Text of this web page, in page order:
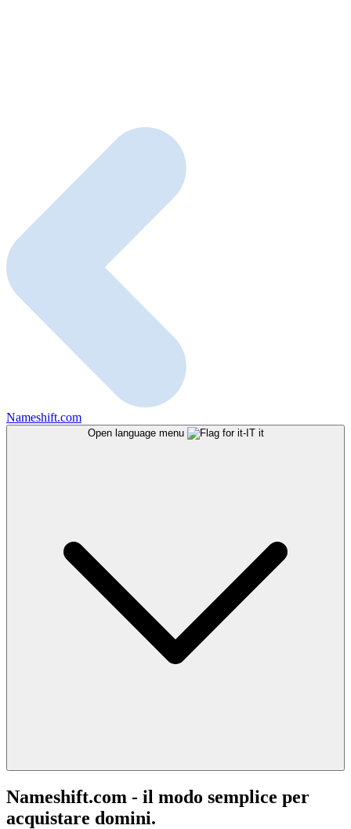
Nameshift.com
Open language menu it
Nameshift.com - il modo semplice per
acquistare domini.